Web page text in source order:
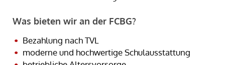
Was bieten wir an der FCBG?
Bezahlung nach TVL
moderne und hochwertige Schulausstattung